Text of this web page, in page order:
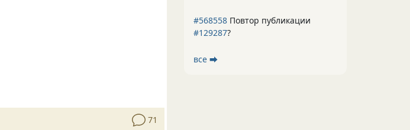
71
#568558 Повтор публикации
#129287?
все ⮕